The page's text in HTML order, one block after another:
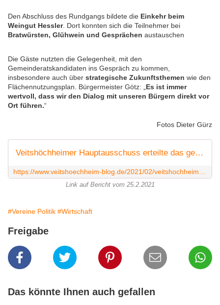
Den Abschluss des Rundgangs bildete die Einkehr beim
Weingut Hessler. Dort konnten sich die Teilnehmer bei
Bratwürsten, Glühwein und Gesprächen austauschen
Die Gäste nutzten die Gelegenheit, mit den
Gemeinderatskandidaten ins Gespräch zu kommen,
insbesondere auch über strategische Zukunftsthemen wie den
Flächennutzungsplan. Bürgermeister Götz: „ Es ist immer
wertvoll, dass wir den Dialog mit unseren Bürgern direkt vor
Ort führen.“
Fotos Dieter Gürz
Veitshöchheimer Hauptausschuss erteilte das gemeindliche Einvernehmen für Andrea Mehligs Ärztezentrum mit Fitness-Studio - Vorstellung Planung und Konzept - Veitshöchheim News
Link auf Bericht vom 25.2.2021
#Vereine Politik #Wirtschaft
Freigabe
Das könnte Ihnen auch gefallen